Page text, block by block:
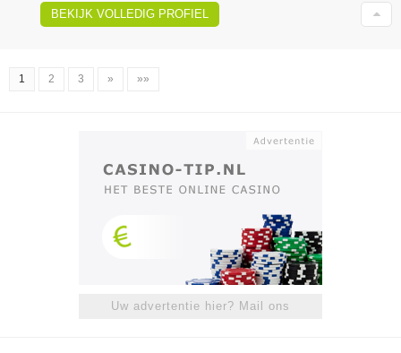
BEKIJK VOLLEDIG PROFIEL
1 2 3 » »»
Uw advertentie hier? Mail ons